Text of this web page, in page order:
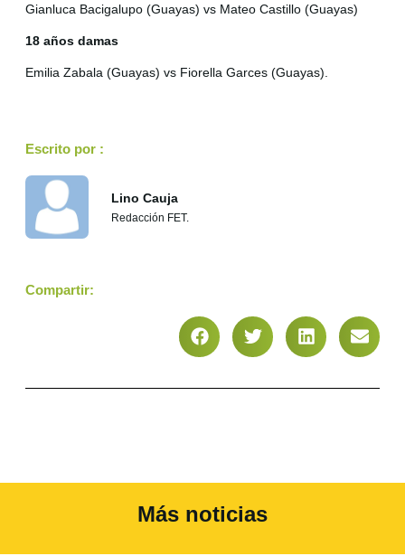
Gianluca Bacigalupo (Guayas) vs Mateo Castillo (Guayas)
18 años damas
Emilia Zabala (Guayas) vs Fiorella Garces (Guayas).
Escrito por :
Lino Cauja
Redacción FET.
Compartir:
Más noticias